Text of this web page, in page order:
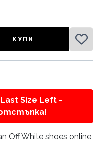
КУПИ
Size Left -
Off White shoes online